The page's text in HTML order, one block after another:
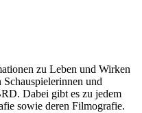
zu Leben und Wirken
Schauspielerinnen und
Dabei gibt es zu jedem
sowie deren Filmografie.